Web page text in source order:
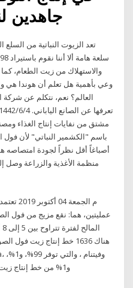
جاهدين
تعد الزيوت النباتية من السلع
والاستهلاك من زيت الطعام، كما
وعي بأهمية هل تعلم أن هوندا هي
مشتق من نفايات إنتاج الغذاء
باسم "الكشمير النباتي" لأن
أصباغاً أقل نظراً لجودة امتصاصه
عمليتين، هما: نقع مزيج من فول
هناك 1636 خط إنتاج زيت
و1% من خط إنتاج زيت فول الصويا ، على التوالي. منذ 2 يوم